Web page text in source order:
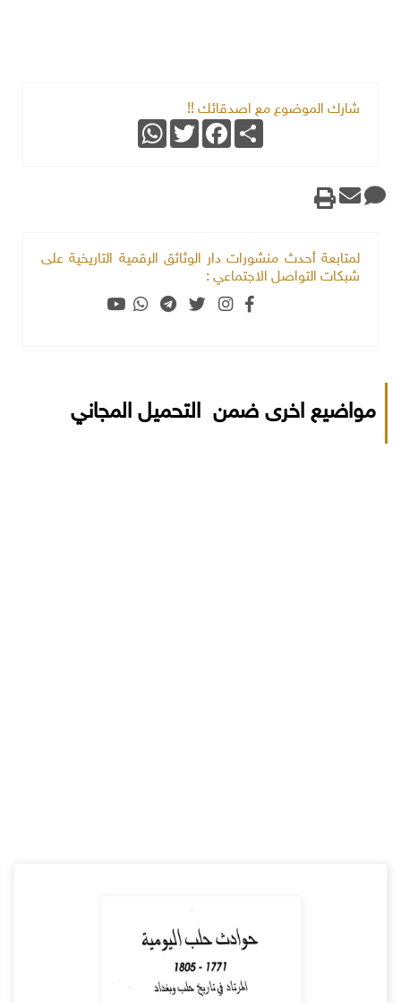
شارك الموضوع مع اصدقائك !!
Share
Facebook
Twitter
WhatsApp
لمتابعة أحدث منشورات دار الوثائق الرقمية التاريخية على
شبكات التواصل الاجتماعي :
مواضيع اخرى ضمن التحميل المجاني